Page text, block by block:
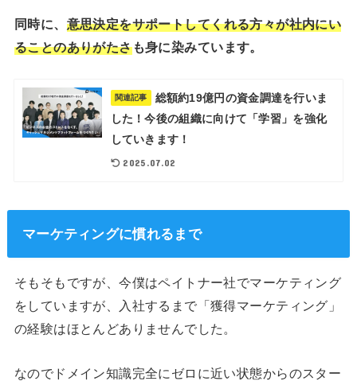
同時に、 意思決定をサポートしてくれる方々が社内にい
ることのありがたさも身に染みています。
関連記事
総額約19億円の資金調達を行いま
した！今後の組織に向けて「学習」を強化
していきます！
2025.07.02
マーケティングに慣れるまで
そもそもですが、今僕はペイトナー社でマーケティング
をしていますが、入社するまで「獲得マーケティング」
の経験はほとんどありませんでした。
なのでドメイン知識完全にゼロに近い状態からのスター